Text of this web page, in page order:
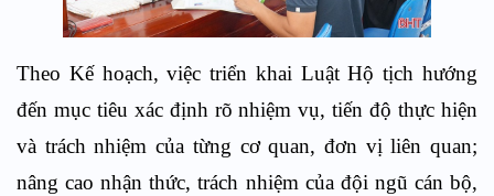
Theo Kế hoạch, việc triển khai Luật Hộ tịch hướng
đến mục tiêu xác định rõ nhiệm vụ, tiến độ thực hiện
và trách nhiệm của từng cơ quan, đơn vị liên quan;
nâng cao nhận thức, trách nhiệm của đội ngũ cán bộ,